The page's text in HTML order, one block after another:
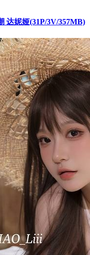
达妮娅(31P/3V/357MB)